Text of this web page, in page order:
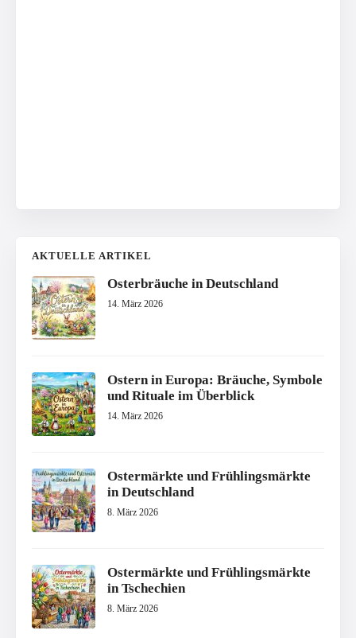
AKTUELLE ARTIKEL
Osterbräuche in Deutschland
14. März 2026
Ostern in Europa: Bräuche, Symbole
und Rituale im Überblick
14. März 2026
Ostermärkte und Frühlingsmärkte
in Deutschland
8. März 2026
Ostermärkte und Frühlingsmärkte
in Tschechien
8. März 2026